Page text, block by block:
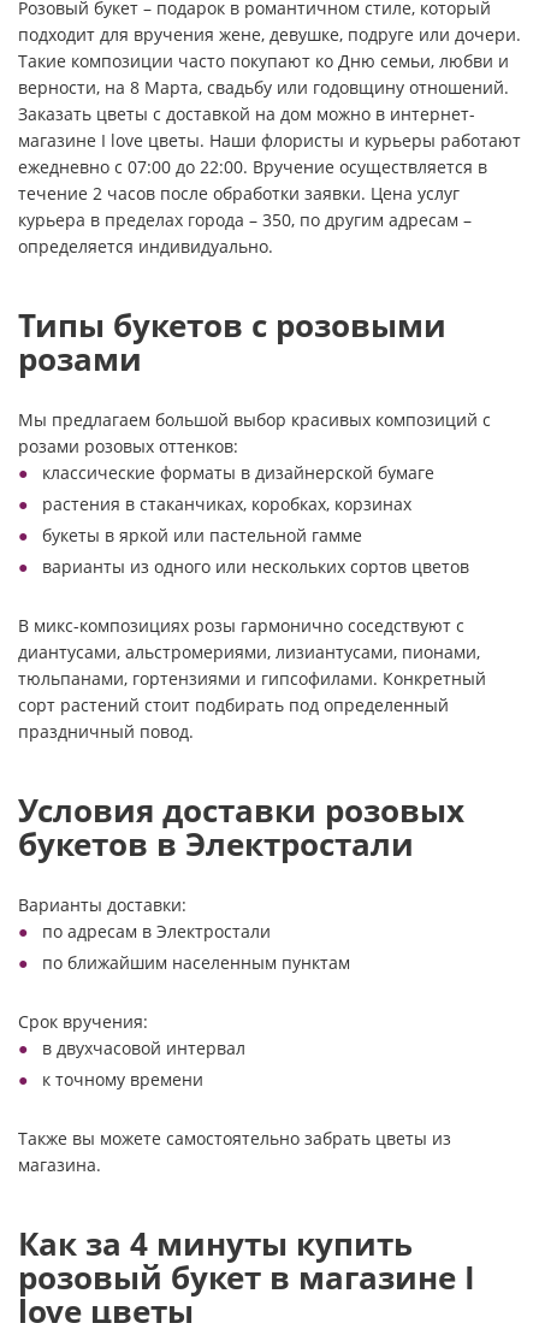
Розовый букет – подарок в романтичном стиле, который
подходит для вручения жене, девушке, подруге или дочери.
Такие композиции часто покупают ко Дню семьи, любви и
верности, на 8 Марта, свадьбу или годовщину отношений.
Заказать цветы с доставкой на дом можно в интернет-
магазине I love цветы. Наши флористы и курьеры работают
ежедневно с 07:00 до 22:00. Вручение осуществляется в
течение 2 часов после обработки заявки. Цена услуг
курьера в пределах города – 350, по другим адресам –
определяется индивидуально.
Типы букетов с розовыми
розами
Мы предлагаем большой выбор красивых композиций с
розами розовых оттенков:
классические форматы в дизайнерской бумаге
растения в стаканчиках, коробках, корзинах
букеты в яркой или пастельной гамме
варианты из одного или нескольких сортов цветов
В микс-композициях розы гармонично соседствуют с
диантусами, альстромериями, лизиантусами, пионами,
тюльпанами, гортензиями и гипсофилами. Конкретный
сорт растений стоит подбирать под определенный
праздничный повод.
Условия доставки розовых
букетов в Электростали
Варианты доставки:
по адресам в Электростали
по ближайшим населенным пунктам
Срок вручения:
в двухчасовой интервал
к точному времени
Также вы можете самостоятельно забрать цветы из
магазина.
Как за 4 минуты купить
розовый букет в магазине I
love цветы